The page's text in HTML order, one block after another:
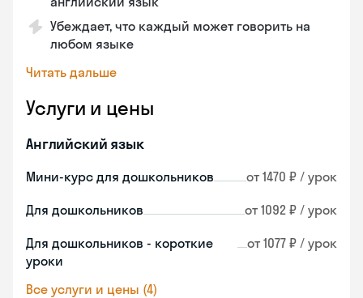
Убеждает, что каждый может говорить на
любом языке
Читать дальше
Услуги и цены
Английский язык
Мини-курс для дошкольников от 1470 ₽ / урок
Для дошкольников от 1092 ₽ / урок
Для дошкольников - короткие
уроки
от 1077 ₽ / урок
Все услуги и цены (4)